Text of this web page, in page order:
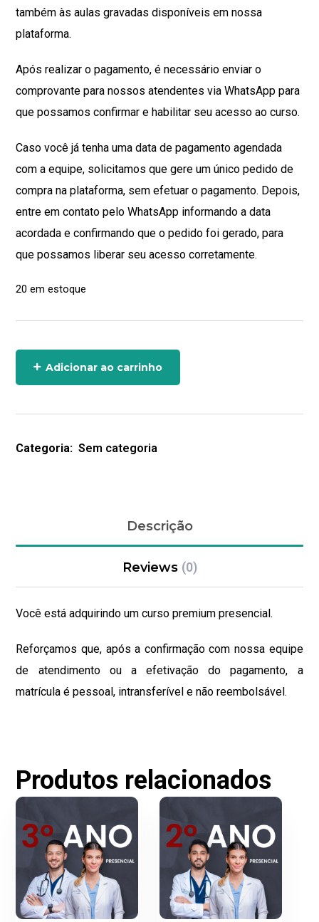
também às aulas gravadas disponíveis em nossa
plataforma.
Após realizar o pagamento, é necessário enviar o
comprovante para nossos atendentes via WhatsApp para
que possamos confirmar e habilitar seu acesso ao curso.
Caso você já tenha uma data de pagamento agendada
com a equipe, solicitamos que gere um único pedido de
compra na plataforma, sem efetuar o pagamento. Depois,
entre em contato pelo WhatsApp informando a data
acordada e confirmando que o pedido foi gerado, para
que possamos liberar seu acesso corretamente.
Categoria: Sem categoria
20 em estoque
Adicionar ao carrinho
Descrição
Reviews (0)
Você está adquirindo um curso premium presencial.
Reforçamos que, após a confirmação com nossa equipe
de atendimento ou a efetivação do pagamento, a
matrícula é pessoal, intransferível e não reembolsável.
Produtos relacionados